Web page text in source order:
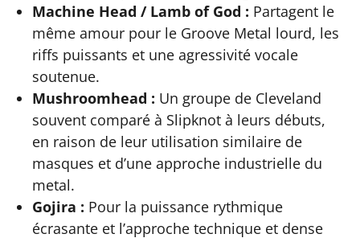
Machine Head / Lamb of God : Partagent le
même amour pour le Groove Metal lourd, les
riffs puissants et une agressivité vocale
soutenue.
Mushroomhead : Un groupe de Cleveland
souvent comparé à Slipknot à leurs débuts,
en raison de leur utilisation similaire de
masques et d’une approche industrielle du
metal.
Gojira : Pour la puissance rythmique
écrasante et l’approche technique et dense